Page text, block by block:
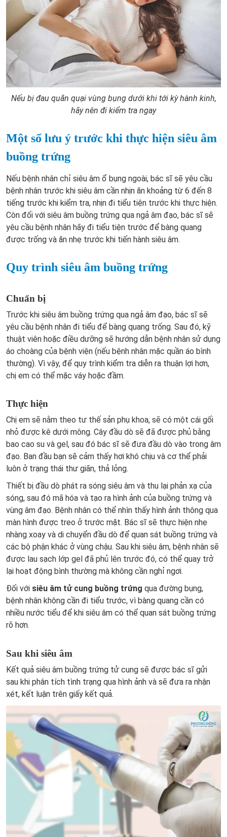
Nếu bị đau quằn quại vùng bụng dưới khi tới kỳ hành kinh,
hãy nên đi kiểm tra ngay
Một số lưu ý trước khi thực hiện siêu âm
buồng trứng
Nếu bệnh nhân chỉ siêu âm ổ bụng ngoài, bác sĩ sẽ yêu cầu
bệnh nhân trước khi siêu âm cần nhịn ăn khoảng từ 6 đến 8
tiếng trước khi kiểm tra, nhịn đi tiểu tiện trước khi thực hiện.
Còn đối với siêu âm buồng trứng qua ngả âm đạo, bác sĩ sẽ
yêu cầu bệnh nhân hãy đi tiểu tiện trước để bàng quang
được trống và ăn nhẹ trước khi tiến hành siêu âm.
Quy trình siêu âm buồng trứng
Chuẩn bị
Trước khi siêu âm buồng trứng qua ngả âm đạo, bác sĩ sẽ
yêu cầu bệnh nhân đi tiểu để bàng quang trống. Sau đó, kỹ
thuật viên hoặc điều dưỡng sẽ hướng dẫn bệnh nhân sử dụng
áo choàng của bệnh viện (nếu bệnh nhân mặc quần áo bình
thường). Vì vậy, để quy trình kiểm tra diễn ra thuận lợi hơn,
chị em có thể mặc váy hoặc đầm.
Thực hiện
Chị em sẽ nằm theo tư thế sản phụ khoa, sẽ có một cái gối
nhỏ được kê dưới mông. Cây đầu dò sẽ đã được phủ bằng
bao cao su và gel, sau đó bác sĩ sẽ đưa đầu dò vào trong âm
đạo. Ban đầu bạn sẽ cảm thấy hơi khó chịu và cơ thể phải
luôn ở trạng thái thư giãn, thả lỏng.
Thiết bị đầu dò phát ra sóng siêu âm và thu lại phản xạ của
sóng, sau đó mã hóa và tạo ra hình ảnh của buồng trứng và
vùng âm đạo. Bệnh nhân có thể nhìn thấy hình ảnh thông qua
màn hình được treo ở trước mặt. Bác sĩ sẽ thực hiện nhẹ
nhàng xoay và di chuyển đầu dò để quan sát buồng trứng và
các bộ phận khác ở vùng chậu. Sau khi siêu âm, bệnh nhân sẽ
được lau sạch lớp gel đã phủ lên trước đó, có thể quay trở
lại hoạt động bình thường mà không cần nghỉ ngơi.
Đối với siêu âm tử cung buồng trứng qua đường bụng,
bệnh nhân không cần đi tiểu trước, vì bàng quang cần có
nhiều nước tiểu để khi siêu âm có thể quan sát buồng trứng
rõ hơn.
Sau khi siêu âm
Kết quả siêu âm buồng trứng tử cung sẽ được bác sĩ gửi
sau khi phân tích tình trạng qua hình ảnh và sẽ đưa ra nhận
xét, kết luận trên giấy kết quả.